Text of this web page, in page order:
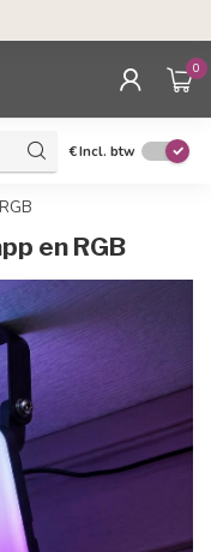
0
€Incl. btw
en RGB